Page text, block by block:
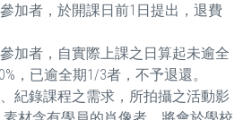
加者，於開課日前1日提出，退費
加者，自實際上課之日算起未逾全
，已逾全期1/3者，不予退還。
紀錄課程之需求，所拍攝之活動影